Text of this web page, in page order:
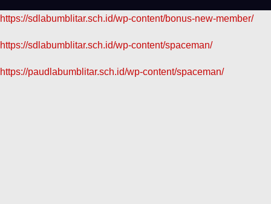
https://sdlabumblitar.sch.id/wp-content/bonus-new-member/
https://sdlabumblitar.sch.id/wp-content/spaceman/
https://paudlabumblitar.sch.id/wp-content/spaceman/